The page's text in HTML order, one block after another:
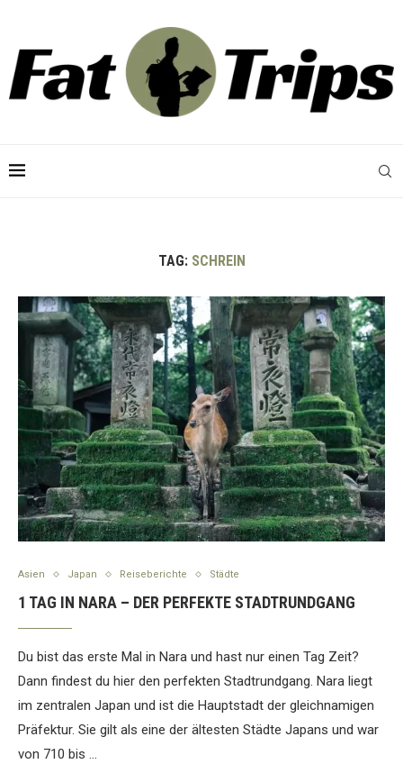
TAG: SCHREIN
Asien Japan Reiseberichte Städte
1 TAG IN NARA – DER PERFEKTE STADTRUNDGANG
Du bist das erste Mal in Nara und hast nur einen Tag Zeit?
Dann findest du hier den perfekten Stadtrundgang. Nara liegt
im zentralen Japan und ist die Hauptstadt der gleichnamigen
Präfektur. Sie gilt als eine der ältesten Städte Japans und war
von 710 bis …